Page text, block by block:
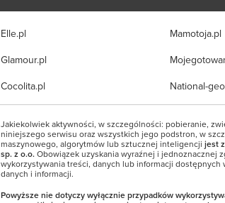
Elle.pl
Glamour.pl
Cocolita.pl
Mamotoja.pl
National-
Jakiekolwiek aktywności, w szczególności: pobieranie,
niniejszego serwisu oraz wszystkich jego podstron, w
maszynowego, algorytmów lub sztucznej inteligencji jest
sp. z o.o.Obowiązek uzyskania wyraźnej i jednoznacznej
wykorzystywania treści, danych lub informacji
danych i informacji.
Powyższe nie dotyczy wyłącznie przypadków